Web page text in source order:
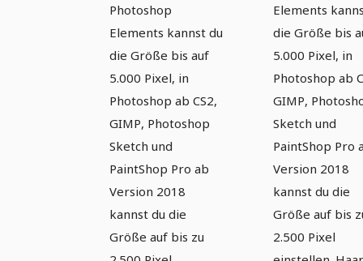
Photoshop
Elements kannst du
die Größe bis auf
5.000 Pixel, in
Photoshop ab CS2,
GIMP, Photoshop
Sketch und
PaintShop Pro ab
Version 2018
kannst du die
Größe auf bis zu
Elements
die Größe bis
5.000 Pixel, in
Photoshop ab
GIMP,
Sketch und
PaintShop Pro
Version 2018
kannst du die
Größe auf bis
2.500 Pixel